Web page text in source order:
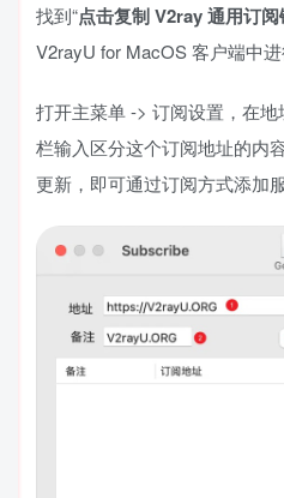
找到“点击复制 V2ray 通用订
V2rayU for MacOS 客户端中进
打开主菜单 -> 订阅设置，在
栏输入区分这个订阅地址的内
更新，即可通过订阅方式添加